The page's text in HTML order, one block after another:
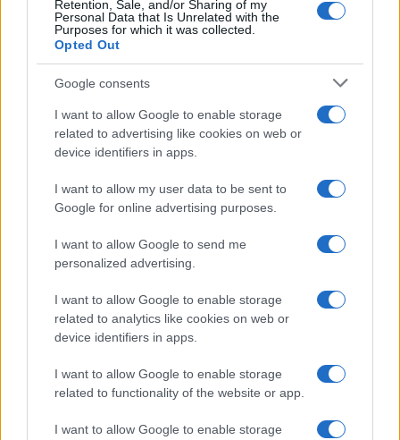
Retention, Sale, and/or Sharing of my
Personal Data that Is Unrelated with the
Purposes for which it was collected.
Opted Out
Google consents
I want to allow Google to enable storage
related to advertising like cookies on web or
device identifiers in apps.
I want to allow my user data to be sent to
Google for online advertising purposes.
I want to allow Google to send me
personalized advertising.
I want to allow Google to enable storage
related to analytics like cookies on web or
device identifiers in apps.
I want to allow Google to enable storage
related to functionality of the website or app.
I want to allow Google to enable storage
Így aztán marad a kényelmes önáltatás, hogy
a semmitmondó petíció, a „békenyilatkozat”
valójában erkölcsi állásfoglalás.
Pedig igazából nem több, mint
egy díszes morális alibi annak,
hogy amikor tényleg számított
volna a hangjuk, akkor
hallgattak, mint a sír.
A szerző közgazdász, nemzetközi kapcsolatok
szakértő, újságíró-fotóriporter. Ez az
Tamás saját oldalán jelent meg eredetileg. A
szerző további írásaiittolvashatóak.